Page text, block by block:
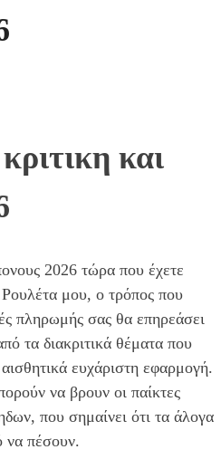
και
2026 τώρα που έχετε
Ρουλέτα μου, ο τρόπος που
πληρωμής σας θα επηρεάσει
τα διακριτικά θέματα που
ευχάριστη εφαρμογή.
να βρουν οι παίκτες
που σημαίνει ότι τα άλογα
να πέσουν.